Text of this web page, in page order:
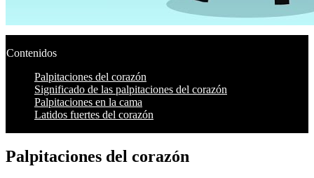
Contenidos
Palpitaciones del corazón
Significado de las palpitaciones del corazón
Palpitaciones en la cama
Latidos fuertes del corazón
Palpitaciones del corazón